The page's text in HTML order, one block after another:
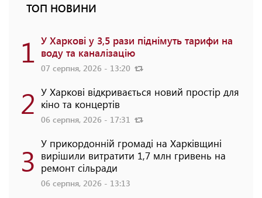
ТОП НОВИНИ
1 У Харкові у 3,5 рази піднімуть тарифи на
воду та каналізацію
07 серпня, 2026 - 13:20
2 У Харкові відкривається новий простір для
кіно та концертів
06 серпня, 2026 - 17:31
3 У прикордонній громаді на Харківщині
вирішили витратити 1,7 млн гривень на
ремонт сільради
06 серпня, 2026 - 13:13